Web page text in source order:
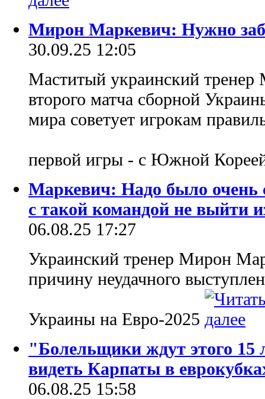
Мирон Маркевич: Нужно
30.09.25 12:05
Маститый украинский
второго матча сборной
мира советует игрокам
первой игры - с Южной
Маркевич: Надо было очень
с такой командой не выйти
06.08.25 17:27
Украинский тренер Мирон
причину неудачного
Украины на Евро-2025
"Болельщики ждут этого 15
видеть Карпаты в
06.08.25 15:58